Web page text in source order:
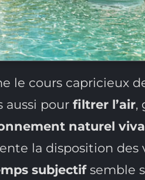
le cours capricieux
aussi pour filtrer l’air,
naturel
la disposition des
subjectifsemble